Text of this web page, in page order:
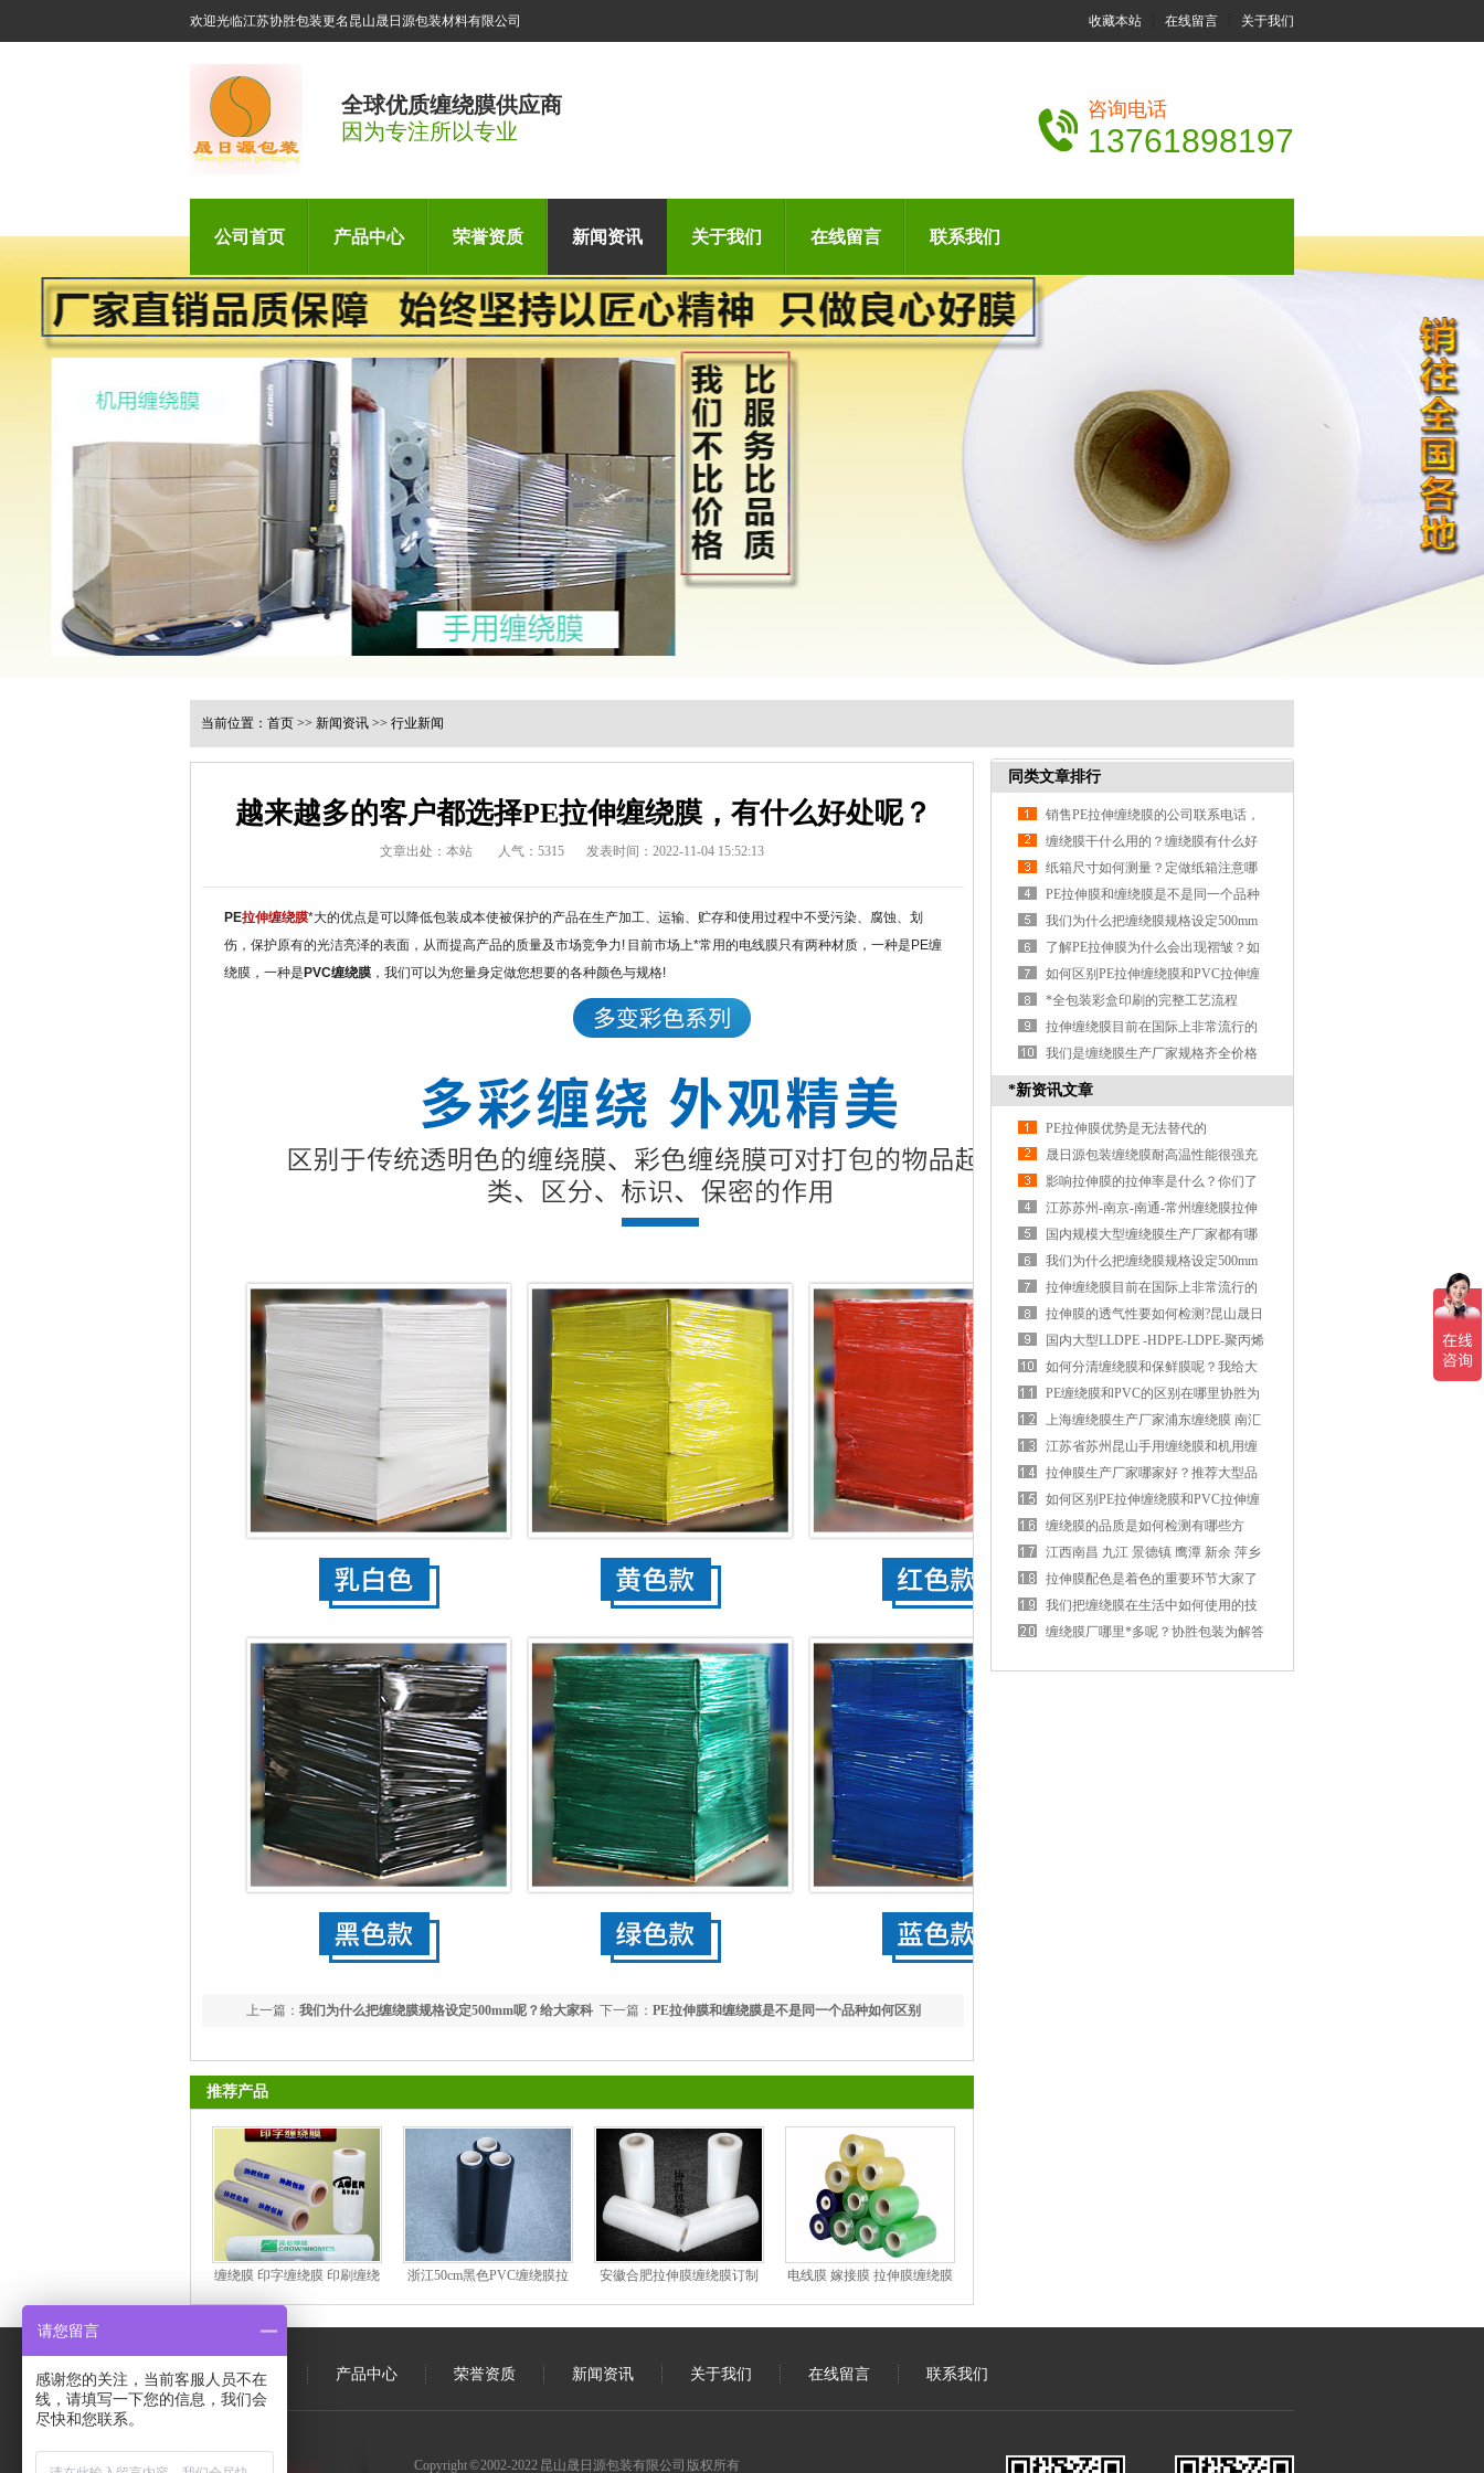
欢迎光临江苏协胜包装更名昆山晟日源包装材料有限公司 收藏本站 在线留言 关于我们
全球优质缠绕膜供应商
因为专注所以专业
咨询电话
13761898197
公司首页 产品中心 荣誉资质 新闻资讯 关于我们 在线留言 联系我们
当前位置： 首页 >> 新闻资讯 >> 行业新闻
越来越多的客户都选择PE拉伸缠绕膜，有什么好处呢？
文章出处：本站 人气：5315 发表时间：2022-11-04 15:52:13
PE拉伸缠绕膜*大的优点是可以降低包装成本使被保护的产品在生产加工、运输、贮存和使用过程中不受污染、腐蚀、划
伤，保护原有的光洁亮泽的表面，从而提高产品的质量及市场竞争力! 目前市场上*常用的电线膜只有两种材质，一种是PE缠
绕膜，一种是 PVC缠绕膜 ，我们可以为您量身定做您想要的各种颜色与规格!
下一篇： PE拉伸膜和缠绕膜是不是同一个品种如何区别
上一篇： 我们为什么把缠绕膜规格设定500mm呢？给大家科
推荐产品
缠绕膜 印字缠绕膜 印刷缠绕
浙江50cm黑色PVC缠绕膜拉
实体工厂
安徽合肥拉伸膜缠绕膜订制
缠绕膜价格50CM缠绕膜缠绕
电线膜 嫁接膜 拉伸膜缠绕膜
认证
同类文章排行
销售PE拉伸缠绕膜的公司联系电话，
缠绕膜厂家都在哪可以推荐下吗？
缠绕膜干什么用的？缠绕膜有什么好
处？缠绕膜包装什么产品
纸箱尺寸如何测量？定做纸箱注意哪
些问题呢？
PE拉伸膜和缠绕膜是不是同一个品种
如何区别
我们为什么把缠绕膜规格设定500mm
呢？给大家科普一下
了解PE拉伸膜为什么会出现褶皱？如
何预防
如何区别PE拉伸缠绕膜和PVC拉伸缠
绕膜？
*全包装彩盒印刷的完整工艺流程
拉伸缠绕膜目前在国际上非常流行的
一种包装形
我们是缠绕膜生产厂家规格齐全价格
合理
*新资讯文章
PE拉伸膜优势是无法替代的
晟日源包装缠绕膜耐高温性能很强充
分发挥它的优点
影响拉伸膜的拉伸率是什么？你们了
解吗？
江苏苏州-南京-南通-常州缠绕膜拉伸
膜蓝色缠绕膜PVC保护膜通过超强机
用缠绕膜ROHS等环保认证生产厂
国内规模大型缠绕膜生产厂家都有哪
些公司？华东华中华北华西大型拉伸
缠绕膜生产厂家？
我们为什么把缠绕膜规格设定500mm
呢？给大家科普一下
拉伸缠绕膜目前在国际上非常流行的
一种包装形
拉伸膜的透气性要如何检测?昆山晟日
源包装带大家分析？
国内大型LLDPE -HDPE-LDPE-聚丙烯
PP-茂金属一级塑料原料经销商，石化
开单发货快
如何分清缠绕膜和保鲜膜呢？我给大
家好好聊聊这个话题？
PE缠绕膜和PVC的区别在哪里协胜为
你解答？？？
上海缠绕膜生产厂家浦东缠绕膜 南汇
缠绕膜 奉贤缠绕膜 青浦缠绕膜 安亭
缠绕膜外贸出拉伸膜公司印字缠绕膜
江苏省苏州昆山手用缠绕膜和机用缠
绕膜区别
拉伸膜生产厂家哪家好？推荐大型品
牌厂家昆山晟日源包装材料有限公司
如何区别PE拉伸缠绕膜和PVC拉伸缠
绕膜？
缠绕膜的品质是如何检测有哪些方
法？
江西南昌 九江 景德镇 鹰潭 新余 萍乡
赣州 上饶 抚州 宜春 吉安【缠绕膜生
产厂家】【拉伸膜生产厂家】【机用
缠绕膜】
拉伸膜配色是着色的重要环节大家了
解吗？
我们把缠绕膜在生活中如何使用的技
巧分享给大家？
缠绕膜厂哪里*多呢？协胜包装为解答
公司首页 产品中心 荣誉资质 新闻资讯 关于我们 在线留言 联系我们
Copyright © 2002-2022 昆山晟日源包装有限公司 版权所有
请您留言
感谢您的关注，当前客服人员不在
线，请填写一下您的信息，我们会
尽快和您联系。